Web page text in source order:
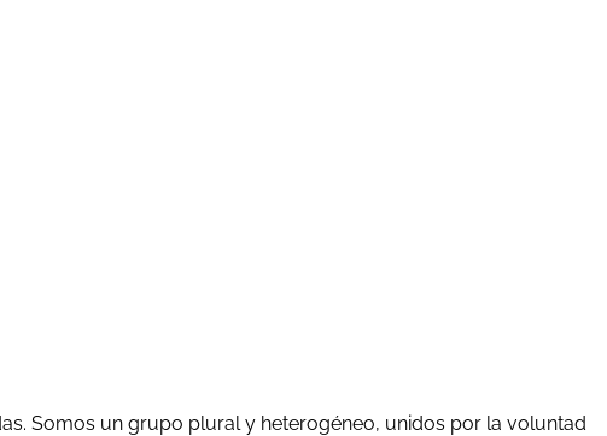
Somos un grupo plural y heterogéneo, unidos por la voluntad